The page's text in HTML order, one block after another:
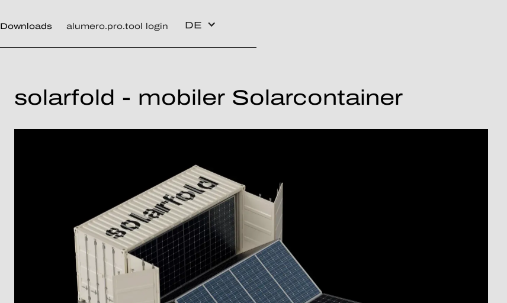
Downloads alumero.pro.tool login DE
solarfold - mobiler Solarcontainer